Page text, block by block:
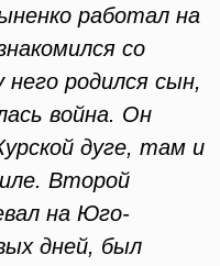
работал на
со
родился сын,
война. Он
дуге, там и
Второй
на Юго-
дней, был